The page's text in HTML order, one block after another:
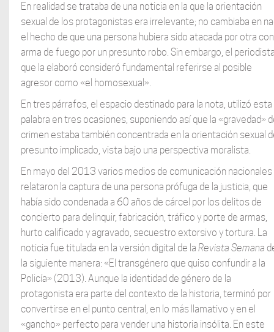
En realidad se trataba de una noticia en la que la orientación
sexual de los protagonistas era irrelevante; no cambiaba en
el hecho de que una persona hubiera sido atacada por otra con
arma de fuego por un presunto robo. Sin embargo, el
que la elaboró consideró fundamental referirse al posible
agresor como «el homosexual».
En tres párrafos, el espacio destinado para la nota, utilizó esta
palabra en tres ocasiones, suponiendo así que la «gravedad»
crimen estaba también concentrada en la orientación sexual
presunto implicado, vista bajo una perspectiva moralista.
En mayo del 2013 varios medios de comunicación nacionales
relataron la captura de una persona prófuga de la justicia, que
había sido condenada a 60 años de cárcel por los delitos de
concierto para delinquir, fabricación, tráfico y porte de armas,
hurto calificado y agravado, secuestro extorsivo y tortura. La
noticia fue titulada en la versión digital de la Revista Semana
la siguiente manera: «El transgénero que quiso confundir a la
Policía» (2013). Aunque la identidad de género de la
protagonista era parte del contexto de la historia, terminó por
convertirse en el punto central, en lo más llamativo y en el
«gancho» perfecto para vender una historia insólita. En este